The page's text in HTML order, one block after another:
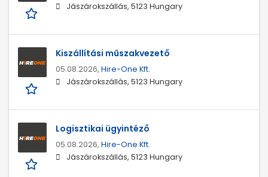
Jászárokszállás, 5123 Hungary
Kiszállítási műszakvezető
05.08.2026, Hire-One Kft.
Jászárokszállás, 5123 Hungary
Logisztikai ügyintéző
05.08.2026, Hire-One Kft.
Jászárokszállás, 5123 Hungary